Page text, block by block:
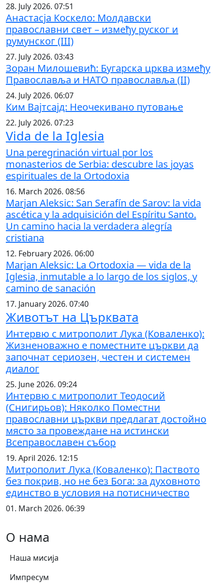
28. July 2026. 07:51
Анастасја Коскело: Молдавски
православни свет – између руског и
румунског (III)
27. July 2026. 03:43
Зоран Милошевић: Бугарска црква између
Православља и НАТО православља (II)
24. July 2026. 06:07
Ким Вајтсајд: Неочекивано путовање
22. July 2026. 07:23
Vida de la Iglesia
Una peregrinación virtual por los
monasterios de Serbia: descubre las joyas
espirituales de la Ortodoxia
16. March 2026. 08:56
Marjan Aleksic: San Serafín de Sarov: la vida
ascética y la adquisición del Espíritu Santo.
Un camino hacia la verdadera alegría
cristiana
12. February 2026. 06:00
Marjan Aleksic: La Ortodoxia — vida de la
Iglesia, inmutable a lo largo de los siglos, y
camino de sanación
17. January 2026. 07:40
Животът на Църквата
Интервю с митрополит Лука (Коваленко):
Жизненоважно е поместните църкви да
започнат сериозен, честен и системен
диалог
25. June 2026. 09:24
Интервю с митрополит Теодосий
(Снигирьов): Няколко Поместни
православни църкви предлагат достойно
място за провеждане на истински
Всеправославен събор
19. April 2026. 12:15
Митрополит Лука (Коваленко): Паството
без покрив, но не без Бога: за духовното
единство в условия на потисничество
01. March 2026. 06:39
О нама
Наша мисија
Импресум